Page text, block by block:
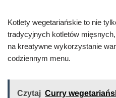
Kotlety wegetariańskie to nie
tradycyjnych kotletów
na kreatywne wykorzystanie
codziennym menu.
Czytaj Curry